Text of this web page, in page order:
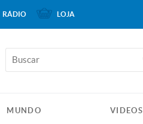
MUNDO VIDEOS
RÁDIO LOJA